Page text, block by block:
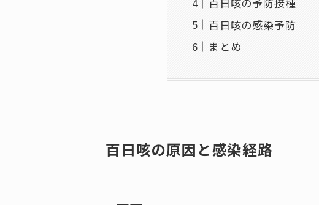
百日咳の感染予防
まとめ
百日咳の原因と感染経路